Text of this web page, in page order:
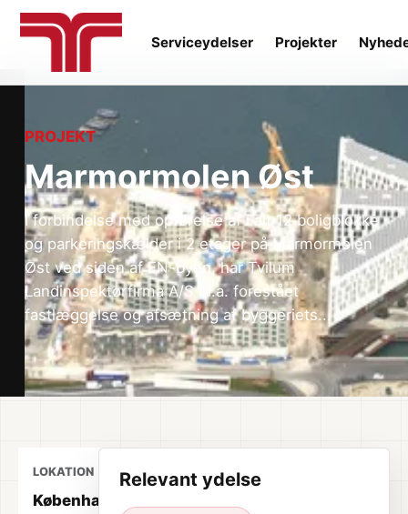
Serviceydelser Projekter
PROJEKT
Marmormolen Øst
I forbindelse med opførelse af i alt 12 boligblokke
og parkeringskælder i 2 etager på Marmormolen
Øst ved siden af FN-byen, har Tvilum
Landinspektørfirma A/S bl.a. forestået
fastlæggelse og afsætning af byggeriets...
LOKATION
København
YDELSE
Relevant ydelse